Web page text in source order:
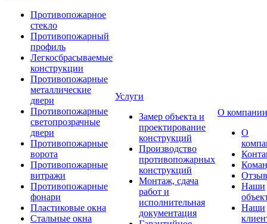
Противопожарное
стекло
Противопожарный
профиль
Легкосбрасываемые
конструкции
Противопожарные
металлические
двери
Противопожарные
светопрозрачные
двери
Противопожарные
ворота
Противопожарные
витражи
Противопожарные
фонари
Пластиковые окна
Стальные окна
Услуги
Замер объекта и
проектирование
конструкций
Производство
противопожарных
конструкций
Монтаж, сдача
работ и
исполнительная
документация
О компании
О
Наши
Наши